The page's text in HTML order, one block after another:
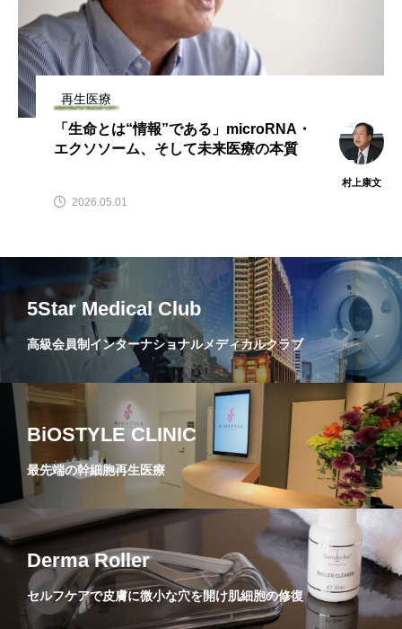
再生医療
「生命とは“情報”である」microRNA・
エクソソーム、そして未来医療の本質
村上康文
2026.05.01
5Star Medical Club
高級会員制インターナショナルメディカルクラブ
BiOSTYLE CLINIC
最先端の幹細胞再生医療
Derma Roller
セルフケアで皮膚に微小な穴を開け肌細胞の修復